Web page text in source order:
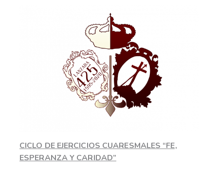
CICLO DE EJERCICIOS CUARESMALES “FE,
ESPERANZA Y CARIDAD”